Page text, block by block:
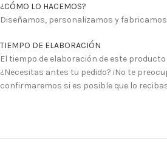
¿CÓMO LO HACEMOS?
Diseñamos, personalizamos y
TIEMPO DE ELABORACIÓN
El tiempo de elaboración de este
¿Necesitas antes tu pedido? ¡No te
confirmaremos si es posible que lo